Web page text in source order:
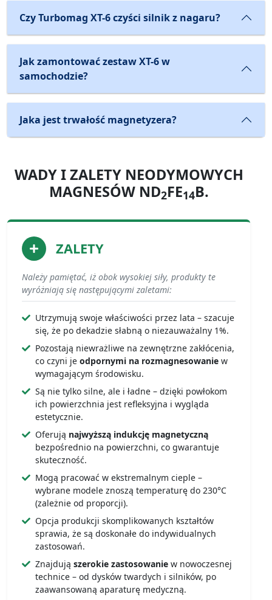
Czy Turbomag XT-6 czyści silnik z nagaru?
Jak zamontować zestaw XT-6 w
samochodzie?
Jaka jest trwałość magnetyzera?
WADY I ZALETY NEODYMOWYCH
MAGNESÓW ND2FE14B.
ZALETY
Należy pamiętać, iż obok wysokiej siły, produkty te
wyróżniają się następującymi zaletami:
Utrzymują swoje właściwości przez lata – szacuje
się, że po dekadzie słabną o niezauważalny 1%.
Pozostają niewrażliwe na zewnętrzne zakłócenia,
co czyni je odpornymi na rozmagnesowanie w
wymagającym środowisku.
Są nie tylko silne, ale i ładne – dzięki powłokom
ich powierzchnia jest refleksyjna i wygląda
estetycznie.
Oferują najwyższą indukcję magnetyczną
bezpośrednio na powierzchni, co gwarantuje
skuteczność.
Mogą pracować w ekstremalnym cieple –
wybrane modele znoszą temperaturę do 230°C
(zależnie od proporcji).
Opcja produkcji skomplikowanych kształtów
sprawia, że są doskonałe do indywidualnych
zastosowań.
Znajdują szerokie zastosowanie w nowoczesnej
technice – od dysków twardych i silników, po
zaawansowaną aparaturę medyczną.